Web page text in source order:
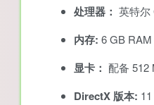
处理器： 英特尔
内存: 6 GB RAM
显卡： 配备 512
DirectX 版本: 11